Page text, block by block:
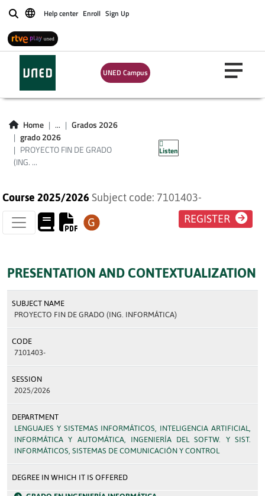
BuscarHelp center Enroll Sign Up
UNED Campus
Home ...
Grados 2026
grado 2026
PROYECTO FIN DE GRADO
(ING. ...
Listen
PROYECTO FIN DE
GRADO (ING.
INFORMÁTICA)
Course 2025/2026 Subject code: 7101403-
REGISTER
PRESENTATION AND CONTEXTUALIZATION
SUBJECT NAME
PROYECTO FIN DE GRADO (ING. INFORMÁTICA)
CODE
7101403-
SESSION
2025/2026
DEPARTMENT
LENGUAJES Y SISTEMAS INFORMÁTICOS, INTELIGENCIA ARTIFICIAL,
INFORMÁTICA Y AUTOMÁTICA, INGENIERÍA DEL SOFTW. Y SIST.
INFORMÁTICOS, SISTEMAS DE COMUNICACIÓN Y CONTROL
DEGREE IN WHICH IT IS OFFERED